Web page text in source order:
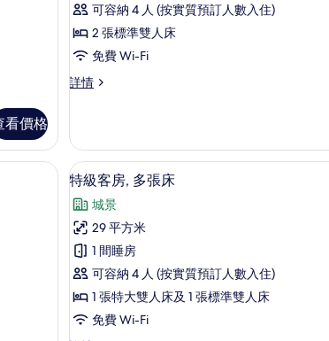
看價格
客
房,
2
張
雙
人
床
的
相
片
可容納 4 人 (按實質預訂人數入住)
2 張標準雙人床
免費 Wi-Fi
詳情
特
2
張
標
雙
人
床
詳
情
床及 1 張梳化床 | 房內夾萬、遮光窗簾/窗簾、隔音、熨斗/熨衫板
載
入
所
有
特
級
客
特級客房, 多張
5
特級客房, 多張床
城景
29 平方米
1 間睡房
可容納 4 人 (按實質預訂人數入住)
1 張特大雙人床及 1 張標準雙人床
免費 Wi-Fi